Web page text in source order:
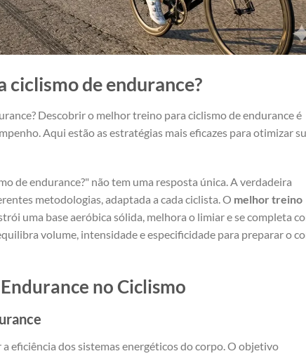
ciclismo de endurance?
Descobrir o melhor treino para ciclismo de endurance é
Aqui estão as estratégias mais eficazes para otimizar
de endurance?" não tem uma resposta única. A verdadeira
metodologias, adaptada a cada ciclista. O melhor treino
uma base aeróbica sólida, melhora o limiar e se completa
volume, intensidade e especificidade para preparar o
no Ciclismo
eficiência dos sistemas energéticos do corpo. O objetivo